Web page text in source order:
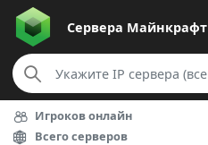
Сервера Майнкрафт
Игроков онлайн
Всего серверов